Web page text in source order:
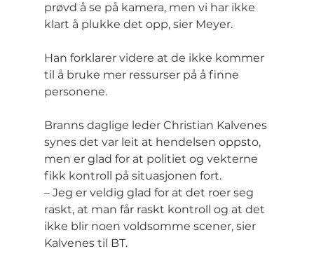
prøvd å se på kamera, men vi har ikke
klart å plukke det opp, sier Meyer.
Han forklarer videre at de ikke kommer
til å bruke mer ressurser på å finne
personene.
Branns daglige leder Christian Kalvenes
synes det var leit at hendelsen oppsto,
men er glad for at politiet og vekterne
fikk kontroll på situasjonen fort.
– Jeg er veldig glad for at det roer seg
raskt, at man får raskt kontroll og at det
ikke blir noen voldsomme scener, sier
Kalvenes til BT.